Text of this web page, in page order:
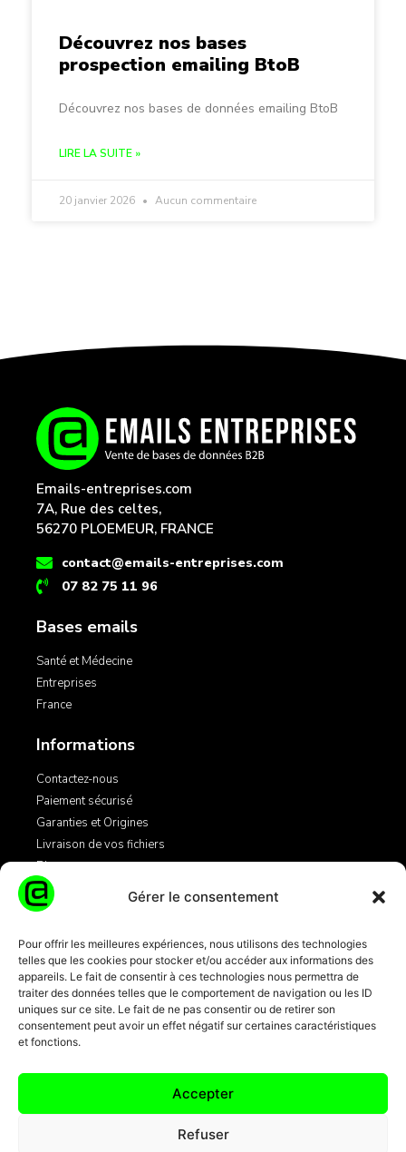
Gérer le consentement
Pour offrir les meilleures expériences, nous utilisons des technologies
telles que les cookies pour stocker et/ou accéder aux informations des
appareils. Le fait de consentir à ces technologies nous permettra de
traiter des données telles que le comportement de navigation ou les ID
uniques sur ce site. Le fait de ne pas consentir ou de retirer son
consentement peut avoir un effet négatif sur certaines caractéristiques
et fonctions.
Accepter
Refuser
Découvrez nos bases
prospection emailing BtoB
Découvrez nos bases de données emailing BtoB
LIRE LA SUITE »
20 janvier 2026 Aucun commentaire
Emails-entreprises.com
7A, Rue des celtes,
56270 PLOEMEUR, FRANCE
contact@emails-entreprises.com
07 82 75 11 96
Bases emails
Santé et Médecine
Entreprises
France
Informations
Contactez-nous
Paiement sécurisé
Garanties et Origines
Livraison de vos fichiers
Blog
Mentions Légales
Conditions Générales de Vente
Informations Cookies